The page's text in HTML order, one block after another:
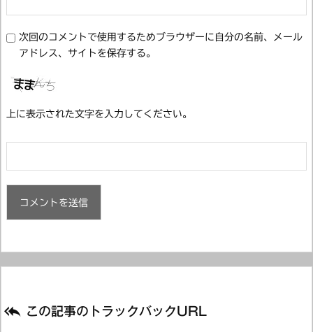
次回のコメントで使用するためブラウザーに自分の名前、メール
アドレス、サイトを保存する。
上に表示された文字を入力してください。
 この記事のトラックバックURL